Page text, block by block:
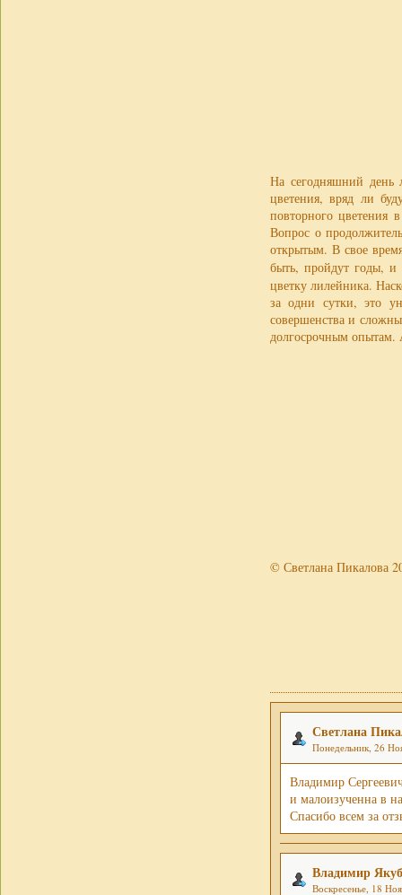
На сегодняшний день
цветения, вряд ли
повторного цветения
Вопрос о
открытым. В свое
быть, пройдут годы, и
цветку лилейника.
за одни сутки, это
совершенства и
долгосрочным опытам.
© Светлана Пикалова
Светлана
Понедельник, 26
Владимир
и малоизученна в
Спасибо всем за
Владимир
Воскресенье, 18